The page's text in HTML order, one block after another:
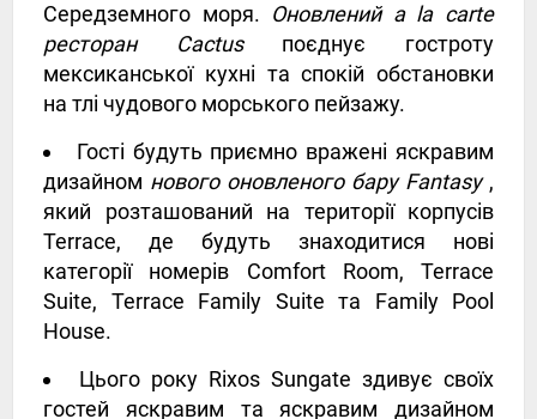
Середземного моря. Оновлений a la carte
ресторан Cactusпоєднує гостроту
мексиканської кухні та спокій обстановки
на тлі чудового морського пейзажу.
Гості будуть приємно вражені яскравим
дизайном нового оновленого бару Fantasy,
який розташований на території корпусів
Terrace, де будуть знаходитися нові
категорії номерів Comfort Room, Terrace
Suite, Terrace Family Suite та Family Pool
House.
Цього року Rixos Sungate здивує своїх
гостей яскравим та яскравим дизайном